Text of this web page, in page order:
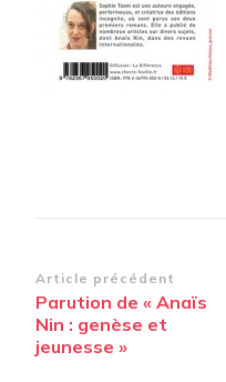
Navigation
d’article
Article précédent
Parution de « Anaïs
Nin : genèse et
jeunesse »